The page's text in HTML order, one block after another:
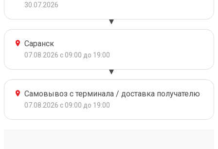
30.07.2026
Саранск
07.08.2026 с 09:00 до 19:00
Самовывоз с терминала / доставка получателю
07.08.2026 с 09:00 до 19:00